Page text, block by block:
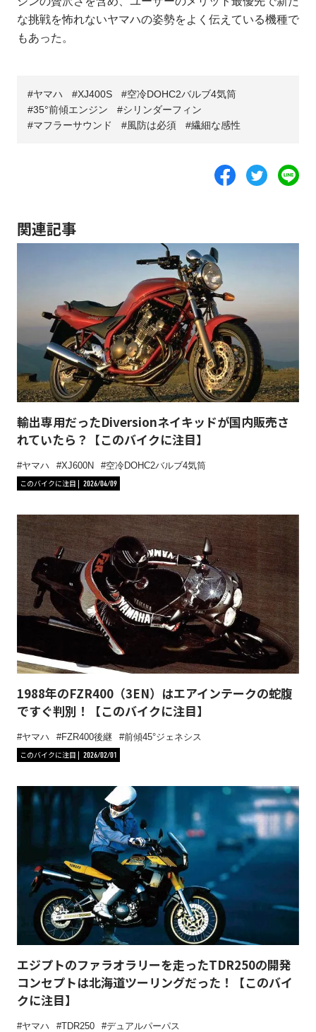
な挑戦を怖れないヤマハの姿勢をよく伝えている機種で
もあった。
ヤマハ XJ400S
空冷DOHC2バルブ4気筒
35°前傾エンジン
シリンダーフィン
マフラーサウンド
風防は必須 繊細な感性
関連記事
輸出専用だったDiversionネイキッドが国内販売さ
れていたら？【このバイクに注目】
ヤマハ XJ600N
空冷DOHC2バルブ4気筒
このバイクに注目
2026/04/09
1988年のFZR400（3EN）はエアインテークの蛇腹
ですぐ判別！【このバイクに注目】
ヤマハ FZR400後継
前傾45°ジェネシス
このバイクに注目
2026/02/01
エジプトのファラオラリーを走ったTDR250の開発
コンセプトは北海道ツーリングだった！【このバイ
クに注目】
ヤマハ TDR250
デュアルパーパス